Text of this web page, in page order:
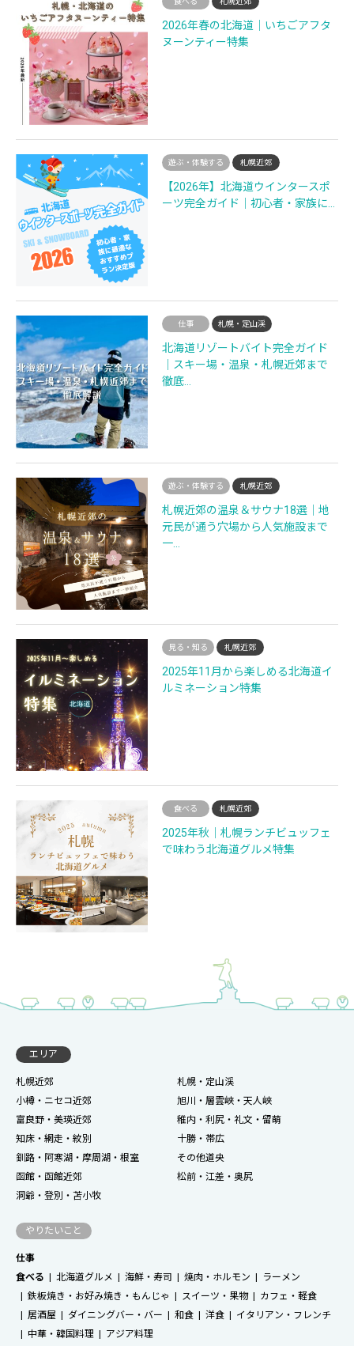
2026年春の北海道｜いちごアフタ
ヌーンティー特集
遊ぶ・体験する 札幌近郊
【2026年】北海道ウインタースポ
ーツ完全ガイド｜初心者・家族に…
仕事 札幌・定山渓
北海道リゾートバイト完全ガイド
｜スキー場・温泉・札幌近郊まで
徹底…
遊ぶ・体験する 札幌近郊
札幌近郊の温泉＆サウナ18選｜地
元民が通う穴場から人気施設まで
一…
見る・知る 札幌近郊
2025年11月から楽しめる北海道イ
ルミネーション特集
食べる 札幌近郊
2025年秋｜札幌ランチビュッフェ
で味わう北海道グルメ特集
エリア
札幌近郊
札幌・定山渓
小樽・ニセコ近郊
旭川・層雲峡・天人峡
富良野・美瑛近郊
稚内・利尻・礼文・留萌
知床・網走・紋別
十勝・帯広
釧路・阿寒湖・摩周湖・根室
その他道央
函館・函館近郊
松前・江差・奥尻
洞爺・登別・苫小牧
やりたいこと
仕事
食べる
北海道グルメ 海鮮・寿司 焼肉・ホルモン
ラーメン
鉄板焼き・お好み焼き・もんじゃ
スイーツ・果物
カフェ・軽食
居酒屋
ダイニングバー・バー 和食 洋食
イタリアン・フレンチ
中華・韓国料理
アジア料理